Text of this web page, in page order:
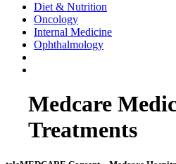
Diet & Nutrition
Oncology
Internal Medicine
Ophthalmology
Medcare
Treatments